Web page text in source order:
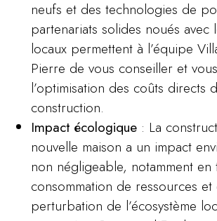
neufs et des technologies de
partenariats solides noués avec
locaux permettent à l’équipe
Pierre de vous conseiller et
l’optimisation des coûts directs
construction.
Impact écologique : La
nouvelle maison a un impact
non négligeable, notamment en
consommation de ressources et
perturbation de l’écosystème